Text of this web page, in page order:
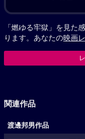
「燃ゆる牢獄」を見た
ります。あなたの映画
関連作品
渡邊邦男作品